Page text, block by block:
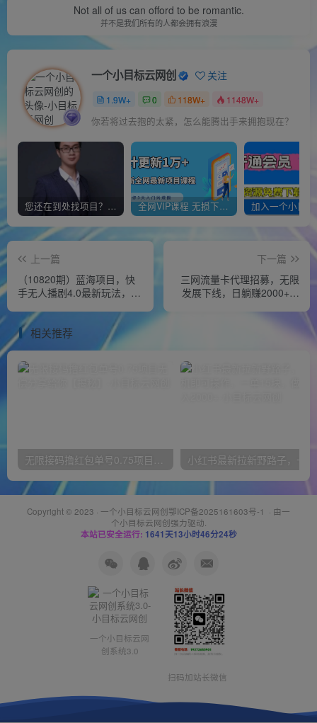
Not all of us can offord to be romantic.
并不是我们所有的人都会拥有浪漫
一个小目标云网创 关注
1.9W+ 0 118W+ 1148W+
你若将过去抱的太紧，怎么能腾出手来拥抱现在？
您还在到处找项目？还在当韭菜？我靠经营“一个小目标网创商城”年入百W+，曾经我也负债累累! 全网VIP课程 无损下载~
上一篇
（10820期）蓝海项目，快
手无人播剧4.0最新玩法，一
现24…
下一篇
三网流量卡代理招募，无限
发展下线，日躺赚2000+，
相关推荐
无限接码撸红包单号0.75项目无偿分享给你【揭秘】
Copyright © 2023 · 一个小目标云网创鄂ICP备2025161603号-1 · 由一
个小目标云网创强力驱动.
本站已安全运行: 1641天13小时46分24秒
一个小目标云网
创系统3.0
扫码加站长微信